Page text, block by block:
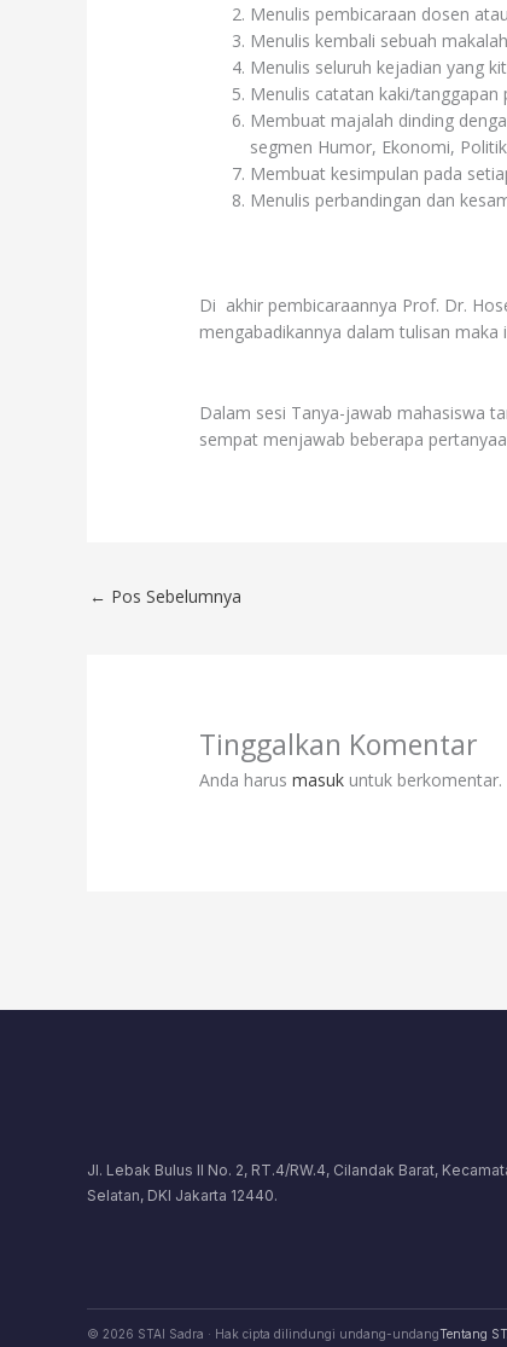
Menulis pembicaraan dosen
Menulis kembali sebuah
Menulis seluruh kejadian yang
Menulis catatan kaki/tanggapan
Membuat majalah dinding
segmen Humor, Ekonomi,
Membuat kesimpulan pada
Menulis perbandingan dan
Di akhir pembicaraannya Prof. Dr.
mengabadikannya dalam tulisan maka
Dalam sesi Tanya-jawab mahasiswa
sempat menjawab beberapa
← Pos Sebelumnya
Tinggalkan Komentar
Anda harusmasuk untuk berkomentar.
Jl. Lebak Bulus II No. 2, RT.4/RW.4, Cilandak Barat,
Selatan, DKI Jakarta 12440.
© 2026 STAI Sadra · Hak cipta dilindungi undang-undangTentang